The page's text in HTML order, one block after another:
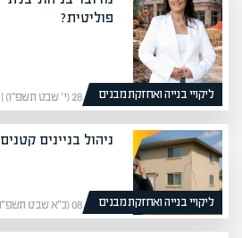
ליקויי בנייה ואחזקת מבנים
פוליטית?
28/01/26 (י׳ שבט תשפ״ו) | מערכת אפיק
ליקויי בנייה ואחזקת מבנים
ניהול בניינים
08/02/26 (כ״א שבט תשפ״ו) | מערכת אפיק